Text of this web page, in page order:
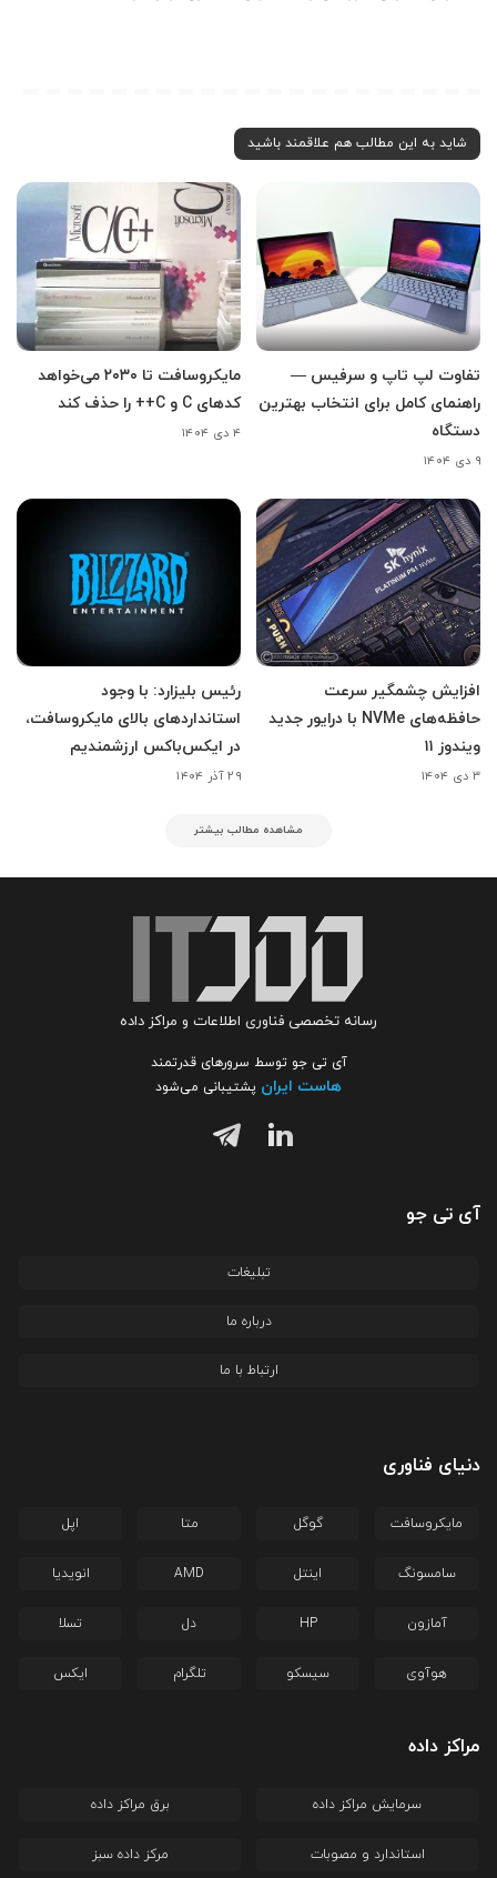
شاید به این مطالب هم علاقمند باشید
تفاوت لپ تاپ و سرفیس —
راهنمای کامل برای انتخاب بهترین
دستگاه
۹ دی ۱۴۰۴
مایکروسافت تا ۲۰۳۰ می‌خواهد
کدهای C و C++ را حذف کند
۴ دی ۱۴۰۴
افزایش چشمگیر سرعت
حافظه‌های NVMe با درایور جدید
ویندوز ۱۱
۳ دی ۱۴۰۴
رئیس بلیزارد: با وجود
استانداردهای بالای مایکروسافت،
در ایکس‌باکس ارزشمندیم
۲۹ آذر ۱۴۰۴
مشاهده مطالب بیشتر
رسانه تخصصی فناوری اطلاعات و مراکز داده
آی تی جو توسط سرورهای قدرتمند
هاست ایران پشتیبانی می‌شود
آی تی جو
تبلیغات
درباره ما
ارتباط با ما
دنیای فناوری
مایکروسافت گوگل متا اپل
سامسونگ اینتل AMD انویدیا
آمازون HP دل تسلا
هوآوی سیسکو تلگرام ایکس
مراکز داده
سرمایش مراکز داده برق مراکز داده
استاندارد و مصوبات مرکز داده سبز